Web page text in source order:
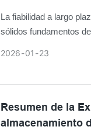
La fiabilidad a largo
sólidos fundamentos
amplia. Esta medida
comunicación de los
2026 01 23
Resumen de la
almacenamiento